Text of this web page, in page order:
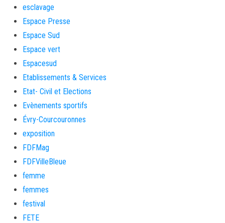
esclavage
Espace Presse
Espace Sud
Espace vert
Espacesud
Etablissements & Services
Etat- Civil et Elections
Evènements sportifs
Évry-Courcouronnes
exposition
FDFMag
FDFVilleBleue
femme
femmes
festival
FETE